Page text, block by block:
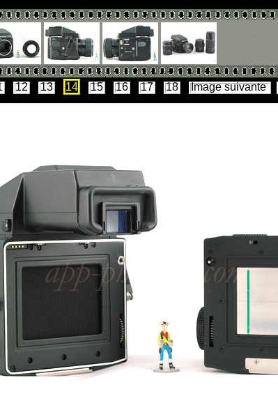
12 13 14 15 16 17 18 Image suivante